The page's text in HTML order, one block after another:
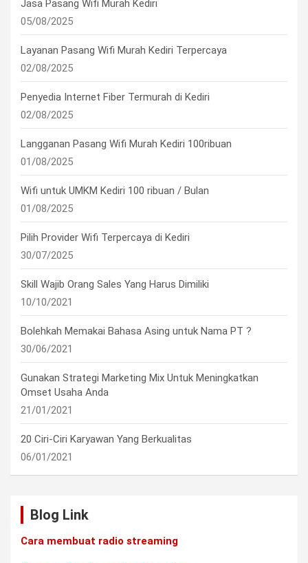
Jasa Pasang Wifi Murah Kediri
05/08/2025
Layanan Pasang Wifi Murah Kediri Terpercaya
02/08/2025
Penyedia Internet Fiber Termurah di Kediri
02/08/2025
Langganan Pasang Wifi Murah Kediri 100ribuan
01/08/2025
Wifi untuk UMKM Kediri 100 ribuan / Bulan
01/08/2025
Pilih Provider Wifi Terpercaya di Kediri
30/07/2025
Skill Wajib Orang Sales Yang Harus Dimiliki
10/10/2021
Bolehkah Memakai Bahasa Asing untuk Nama PT ?
30/06/2021
Gunakan Strategi Marketing Mix Untuk Meningkatkan
Omset Usaha Anda
21/01/2021
20 Ciri-Ciri Karyawan Yang Berkualitas
06/01/2021
Blog Link
Cara membuat radio streaming